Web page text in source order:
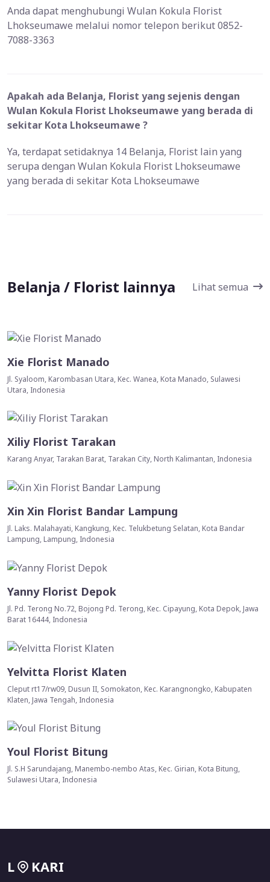
Anda dapat menghubungi Wulan Kokula Florist
Lhokseumawe melalui nomor telepon berikut 0852-
7088-3363
Apakah ada Belanja, Florist yang sejenis dengan
Wulan Kokula Florist Lhokseumawe yang berada di
sekitar Kota Lhokseumawe ?
Ya, terdapat setidaknya 14 Belanja, Florist lain yang
serupa dengan Wulan Kokula Florist Lhokseumawe
yang berada di sekitar Kota Lhokseumawe
Belanja / Florist lainnya Lihat semua
Xie Florist Manado
Jl. Syaloom, Karombasan Utara, Kec. Wanea, Kota Manado, Sulawesi
Utara, Indonesia
Xiliy Florist Tarakan
Karang Anyar, Tarakan Barat, Tarakan City, North Kalimantan, Indonesia
Xin Xin Florist Bandar Lampung
Jl. Laks. Malahayati, Kangkung, Kec. Telukbetung Selatan, Kota Bandar
Lampung, Lampung, Indonesia
Yanny Florist Depok
Jl. Pd. Terong No.72, Bojong Pd. Terong, Kec. Cipayung, Kota Depok, Jawa
Barat 16444, Indonesia
Yelvitta Florist Klaten
Cleput rt17/rw09, Dusun II, Somokaton, Kec. Karangnongko, Kabupaten
Klaten, Jawa Tengah, Indonesia
Youl Florist Bitung
Jl. S.H Sarundajang, Manembo-nembo Atas, Kec. Girian, Kota Bitung,
Sulawesi Utara, Indonesia
L KARI